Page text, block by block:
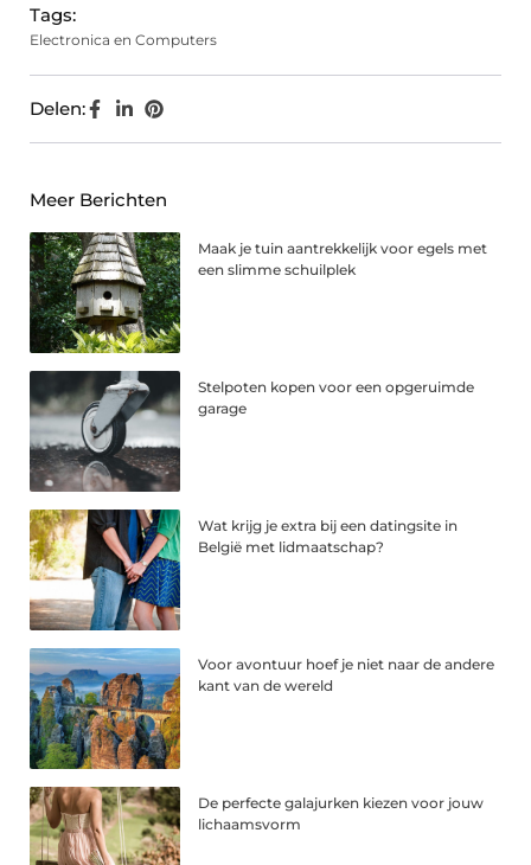
Tags:
Electronica en Computers
Delen:
Meer Berichten
Maak je tuin aantrekkelijk voor egels met
een slimme schuilplek
Stelpoten kopen voor een opgeruimde
garage
Wat krijg je extra bij een datingsite in
België met lidmaatschap?
Voor avontuur hoef je niet naar de andere
kant van de wereld
De perfecte galajurken kiezen voor jouw
lichaamsvorm